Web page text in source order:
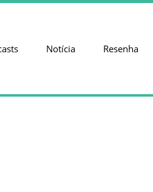
Notícia Resenha